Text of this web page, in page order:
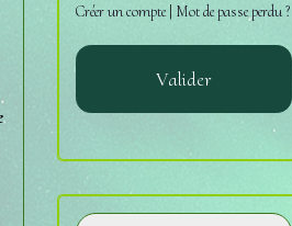
Créer un compte| Mot de passe perdu ?
Valider